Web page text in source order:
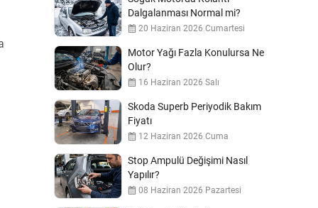
Dalgalanması Normal mi?
20 Haziran 2026 Cumartesi
Motor Yağı Fazla Konulursa Ne
Olur?
16 Haziran 2026 Salı
Skoda Superb Periyodik Bakım
Fiyatı
12 Haziran 2026 Cuma
Stop Ampulü Değişimi Nasıl
Yapılır?
08 Haziran 2026 Pazartesi